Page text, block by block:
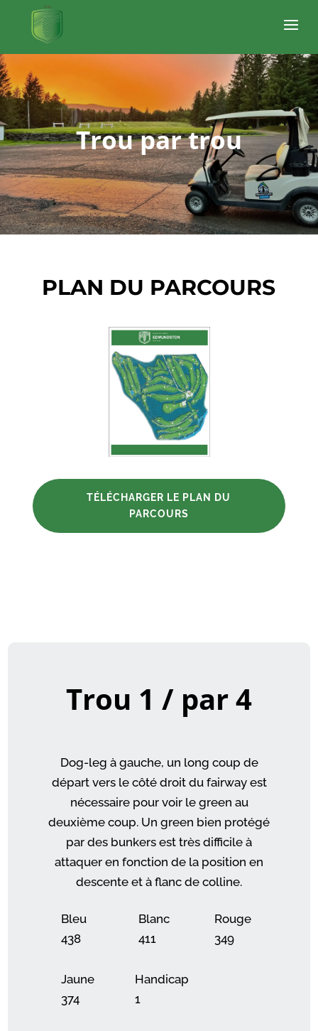
Trou par trou
PLAN DU PARCOURS
TÉLÉCHARGER LE PLAN DU
PARCOURS
Trou 1 / par 4
Dog-leg à gauche, un long coup de
départ vers le côté droit du fairway est
nécessaire pour voir le green au
deuxième coup. Un green bien protégé
par des bunkers est très difficile à
attaquer en fonction de la position en
descente et à flanc de colline.
Bleu
438
Blanc
411
Rouge
349
Jaune
374
Handicap
1